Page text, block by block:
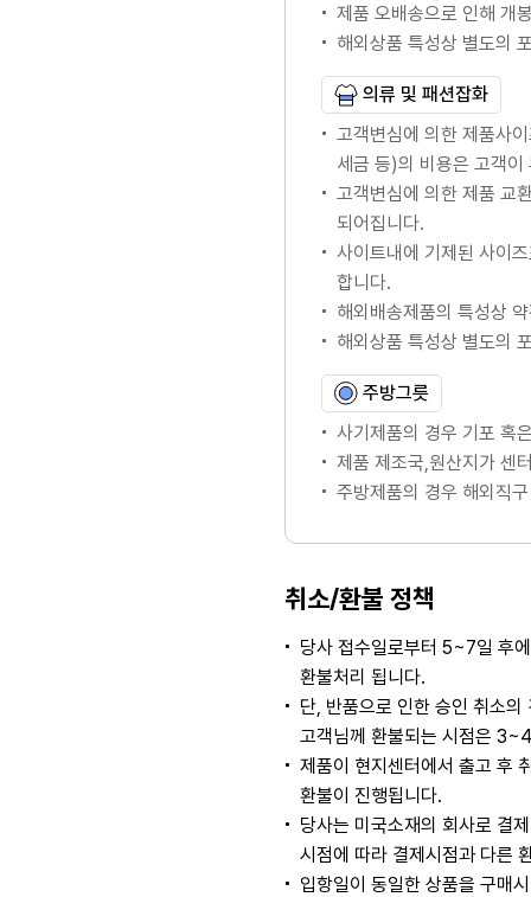
제품 오배송으로 인해 개
해외상품 특성상 별도의
의류 및 패션잡화
고객변심에 의한 제품사
세금 등)의 비용은 고객이
고객변심에 의한 제품 교
되어집니다.
사이트내에 기제된 사이
합니다.
해외배송제품의 특성상
해외상품 특성상 별도의
주방그릇
사기제품의 경우 기포 혹
제품 제조국,원산지가 센
주방제품의 경우 해외직
취소/환불 정책
당사 접수일로부터 5~7일 후
환불처리 됩니다.
단, 반품으로 인한 승인 취소
고객님께 환불되는 시점은
제품이 현지센터에서 출고 후
환불이 진행됩니다.
당사는 미국소재의 회사로 결
시점에 따라 결제시점과 다른
입항일이 동일한 상품을 구매